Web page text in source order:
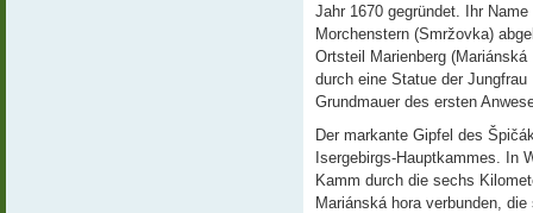
Jahr 1670 gegründet. Ihr
Morchenstern (Smržovka)
Ortsteil Marienberg
durch eine Statue der
Grundmauer des ersten
Der markante Gipfel des
Isergebirgs-Hauptkammes. In
Kamm durch die sechs
Mariánská hora verbunden,